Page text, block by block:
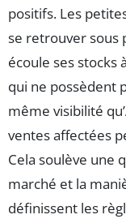
positifs. Les
se retrouver sous
écoule ses stocks
qui ne possèdent
même visibilité
ventes affectées
Cela soulève une
marché et la
définissent les